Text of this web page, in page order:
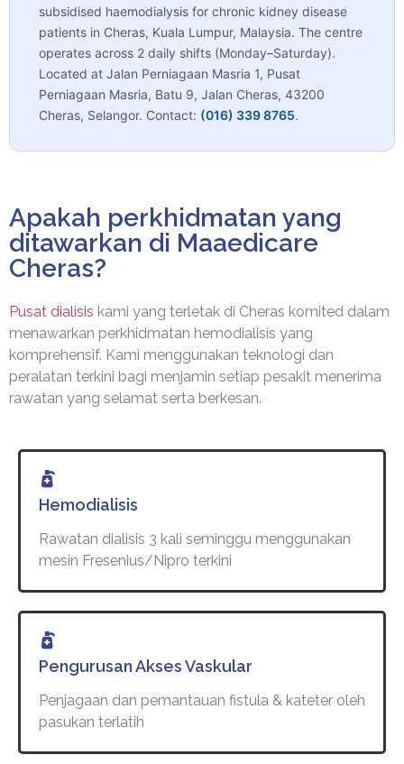
subsidised haemodialysis for chronic kidney disease
patients in Cheras, Kuala Lumpur, Malaysia. The centre
operates across 2 daily shifts (Monday–Saturday).
Located at Jalan Perniagaan Masria 1, Pusat
Perniagaan Masria, Batu 9, Jalan Cheras, 43200
Cheras, Selangor. Contact: (016) 339 8765.
Apakah perkhidmatan yang
ditawarkan di Maaedicare
Cheras?
Pusat dialisis kami yang terletak di Cheras komited dalam
menawarkan perkhidmatan hemodialisis yang
komprehensif. Kami menggunakan teknologi dan
peralatan terkini bagi menjamin setiap pesakit menerima
rawatan yang selamat serta berkesan.
Hemodialisis
Rawatan dialisis 3 kali seminggu menggunakan
mesin Fresenius/Nipro terkini
Pengurusan Akses Vaskular
Penjagaan dan pemantauan fistula & kateter oleh
pasukan terlatih